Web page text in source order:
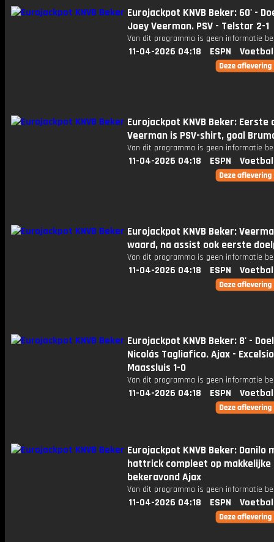
Eurojackpot KNVB Beker: 60' -
Joey Veerman. PSV - Telstar 2-1
Van dit programma is geen informatie
11-04-2026 04:18 ESPN
Eurojackpot KNVB Beker: Eerste
Veerman is PSV-shirt, goal
Van dit programma is geen informatie
11-04-2026 04:18 ESPN
Eurojackpot KNVB Beker:
waard, na assist ook eerste
Van dit programma is geen informatie
11-04-2026 04:18 ESPN
Eurojackpot KNVB Beker: 8' -
Nicolás Tagliafico. Ajax -
Maassluis 1-0
Van dit programma is geen informatie
11-04-2026 04:18 ESPN
Eurojackpot KNVB Beker: Danilo
hattrick compleet op makkelijke
bekeravond Ajax
Van dit programma is geen informatie
11-04-2026 04:18 ESPN